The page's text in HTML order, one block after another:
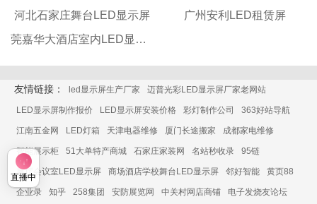
河北石家庄舞台LED显示屏
广州安利LED租赁屏
莞嘉华大酒店室内LED显示屏
友情链接： led显示屏生产厂家 迈普光彩LED显示屏厂家老网站
LED显示屏制作报价 LED显示屏安装价格 彩灯制作公司 363好站导航
江南五金网 LED灯箱 天津电器维修 厦门长途搬家 成都家电维修
智能展示柜 51大单特产商城 石家庄家装网 名站秒收录 95链
展厅会议室LED显示屏 商场酒店学校舞台LED显示屏 邻好智能 黄页88
企业录 知乎 258集团 安防展览网 中关村网店商铺 电子发烧友论坛
直播中